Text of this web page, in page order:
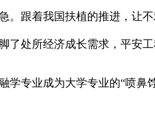
。跟着我国扶植的推进，让
处所经济成长需求，平安
业成为大学专业的“喷鼻饽